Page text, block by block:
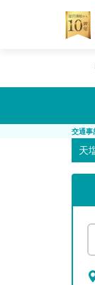
交通事
天